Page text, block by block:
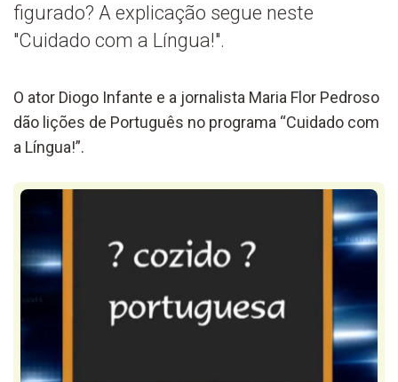
figurado? A explicação segue neste
"Cuidado com a Língua!".
O ator Diogo Infante e a jornalista Maria Flor Pedroso
dão lições de Português no programa “Cuidado com
a Língua!”.